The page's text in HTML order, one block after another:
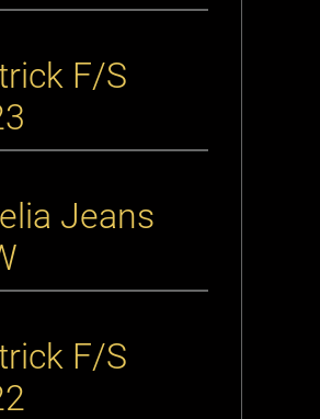
F/S
Jeans
F/S